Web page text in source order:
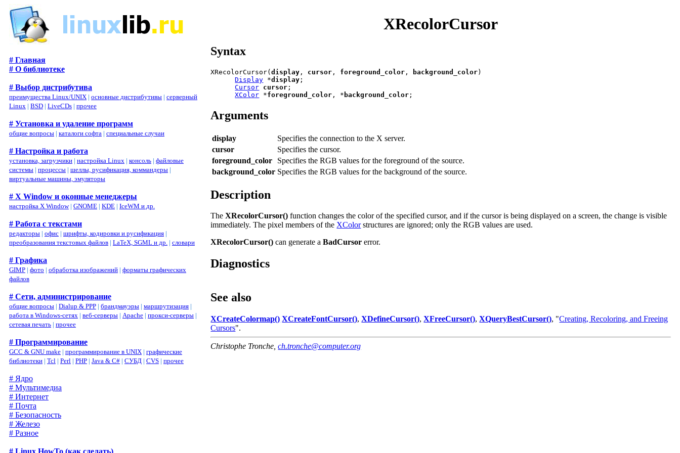
# Главная
# О библиотеке
# Выбор дистрибутива
преимущества Linux/UNIX | основные дистрибутивы | серверный
Linux | BSD | LiveCDs | прочее
# Установка и удаление программ
общие вопросы | каталоги софта | специальные случаи
# Настройка и работа
установка, загрузчики | настройка Linux | консоль | файловые
системы | процессы | шеллы, русификация, коммандеры |
виртуальные машины, эмуляторы
# X Window и оконные менеджеры
настройка X Window| GNOME | KDE | IceWM и др.
# Работа с текстами
редакторы | офис | шрифты, кодировки и русификация |
преобразования текстовых файлов | LaTeX, SGML и др. | словари
# Графика
GIMP | фото | обработка изображений | форматы графических
файлов
# Сети, администрирование
общие вопросы | Dialup & PPP | брандмауэры | маршрутизация |
работа в Windows-сетях | веб-серверы | Apache | прокси-серверы |
сетевая печать | прочее
# Программирование
GCC & GNU make | программирование в UNIX | графические
библиотеки | Tcl | Perl | PHP | Java & C# | СУБД | CVS | прочее
# Ядро
# Мультимедиа
# Интернет
# Почта
# Безопасность
# Железо
# Разное
# Linux HowTo (как сделать)
XRecolorCursor
Syntax
XRecolorCursor(display , cursor , foreground_color , background_color)
Display *display ;
Cursor cursor ;
XColor *foreground_color , * background_color
Arguments
display
Specifies the connection to the X server.
cursor
Specifies the cursor.
foreground_color
Specifies the RGB values for the foreground of the source.
background_color Specifies the RGB values for the background of the source.
Description
TheXRecolorCursor() function changes the color of the specified cursor, and if the cursor is being displayed on a screen, the change is visible
immediately. The pixel members of theXColorstructures are ignored; only the RGB values are used.
XRecolorCursor() can generate aBadCursor error.
Diagnostics
See also
XCreateColormap() XCreateFontCursor(),XDefineCursor(),XFreeCursor(),XQueryBestCursor(), "Creating, Recoloring, and Freeing
Cursors".
Christophe Tronche ,ch.tronche@computer.org